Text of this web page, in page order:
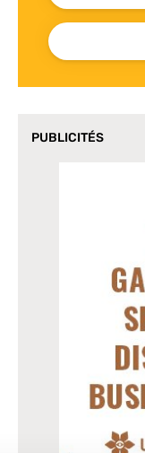
PUBLICITÉS